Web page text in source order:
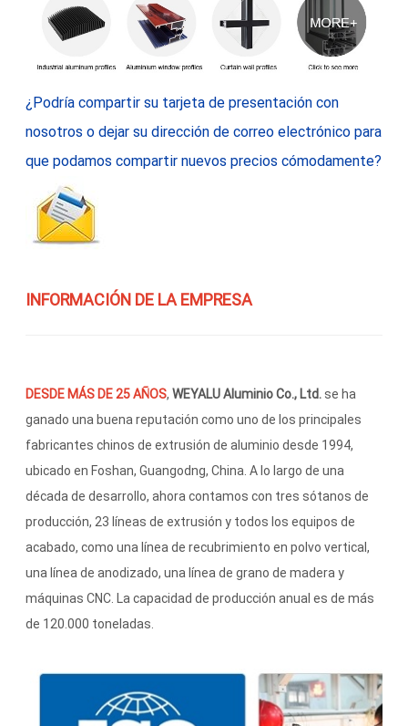
¿Podría compartir su tarjeta de presentación con
nosotros o dejar su dirección de correo electrónico para
que podamos compartir nuevos precios cómodamente?
INFORMACIÓN DE LA EMPRESA
DESDE MÁS DE 25 AÑOS,WEYALU Aluminio Co., Ltd.se ha
ganado una buena reputación como uno de los principales
fabricantes chinos de extrusión de aluminio desde 1994,
ubicado en Foshan, Guangodng, China. A lo largo de una
década de desarrollo, ahora contamos con tres sótanos de
producción, 23 líneas de extrusión y todos los equipos de
acabado, como una línea de recubrimiento en polvo vertical,
una línea de anodizado, una línea de grano de madera y
máquinas CNC. La capacidad de producción anual es de más
de 120.000 toneladas.